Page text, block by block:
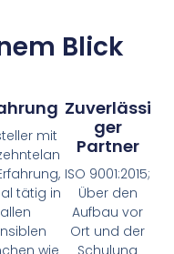
Blick
mit
tätig in
allen
wie
Zuverlässi
Ger
Partner
ISO 9001:2015;
Über den
Aufbau vor
Ort und der
Schulung